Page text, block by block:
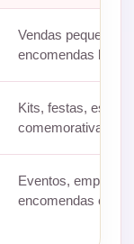
Vendas pequenas,
encomendas
Kits, festas,
comemorativas.
Eventos,
encomendas em